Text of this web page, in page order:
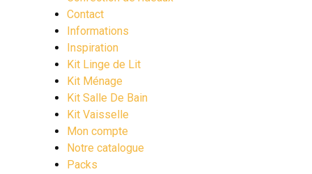
Contact
Informations
Inspiration
Kit Linge de Lit
Kit Ménage
Kit Salle De Bain
Kit Vaisselle
Mon compte
Notre catalogue
Packs